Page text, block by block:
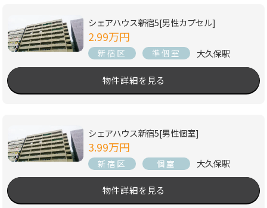
シェアハウス新宿5[男性カプセル]
2.99万円
新宿区 準個室 大久保駅
物件詳細を見る
シェアハウス新宿5[男性個室]
3.99万円
新宿区 個室 大久保駅
物件詳細を見る